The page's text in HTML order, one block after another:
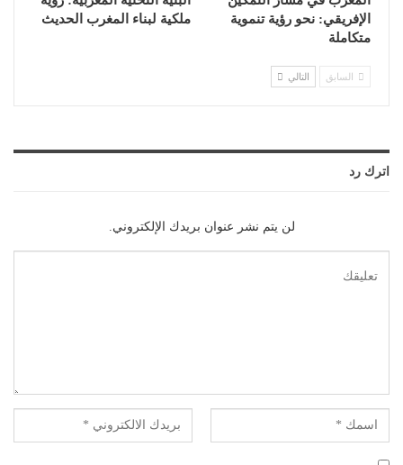
الإفريقي: نحو رؤية تنموية
متكاملة
ملكية لبناء المغرب الحديث
السابق التالي
اترك رد
لن يتم نشر عنوان بريدك الإلكتروني.